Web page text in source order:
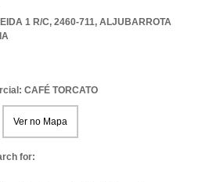
1 R/C, 2460-711, ALJUBARROTA
CAFÉ TORCATO
Ver no Mapa
for: